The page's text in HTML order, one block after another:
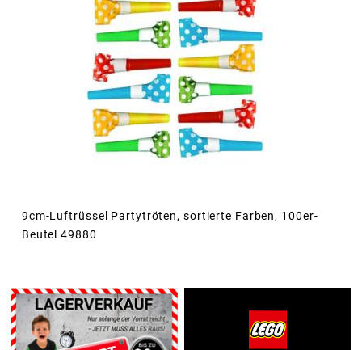
9cm-Luftrüssel Partytröten, sortierte Farben, 100er-
Beutel 49880